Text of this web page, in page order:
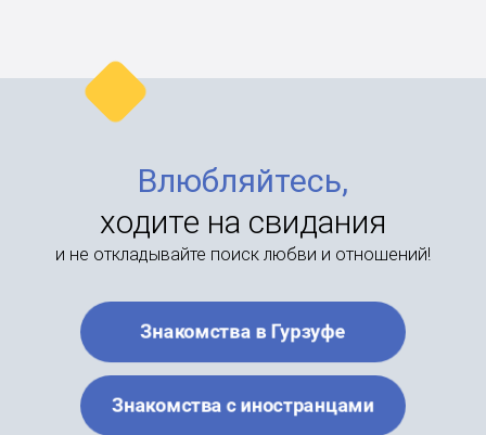
Влюбляйтесь,
ходите на свидания
и не откладывайте поиск любви и отношений!
Знакомства в Гурзуфе
Знакомства с иностранцами